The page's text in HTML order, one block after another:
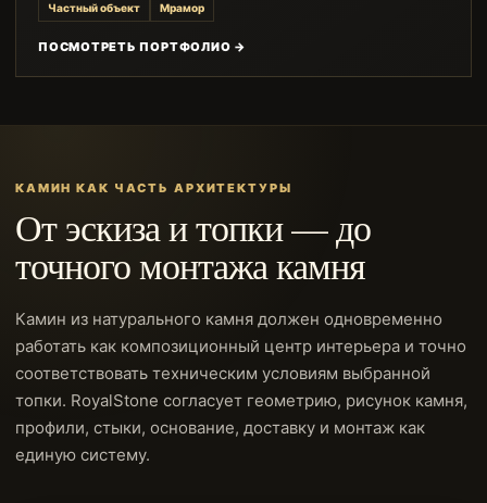
Частный объект Мрамор
ПОСМОТРЕТЬ ПОРТФОЛИО →
КАМИН КАК ЧАСТЬ АРХИТЕКТУРЫ
От эскиза и топки — до
точного монтажа камня
Камин из натурального камня должен одновременно
работать как композиционный центр интерьера и точно
соответствовать техническим условиям выбранной
топки. RoyalStone согласует геометрию, рисунок камня,
профили, стыки, основание, доставку и монтаж как
единую систему.